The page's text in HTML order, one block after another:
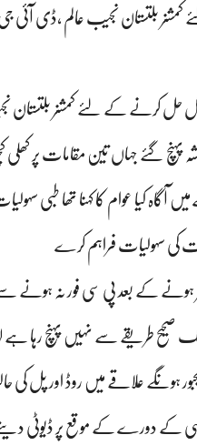
بلتستان نجیب عالم ،ڈی آئی جی
حل کرنے کے لئے کمشنر بلتستان
پہنچ گئے جہاں تین مقامات پر کھلی
کیا عوام کا کہنا تھا طبی
کی سہولیات فراہم کرے
ہونے کے بعد پی سی فور نہ ہونے
صحیح طریقے سے نہیں پہنچ رہا ہے
ہونگے علاقے میں روڈ اور پل کی
سی کے دورے کے موقع پر ڈیوٹی